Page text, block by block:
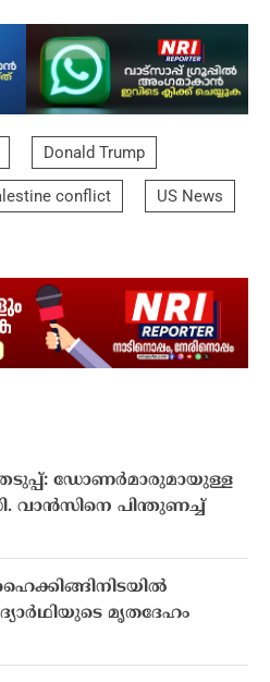
Donald Trump
conflict US News
ഡോണർമാരുമായുള്ള
വാൻസിനെ പിന്തുണച്ച്
മൃതദേഹം